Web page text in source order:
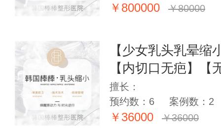
￥800000 ￥80000
【少女乳头乳晕缩
【内切口无疤】【
擅长：
预约数：6
案例数：2
￥36000 ￥36000